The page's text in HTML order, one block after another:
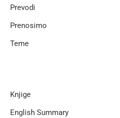
Prevodi
Prenosimo
Teme
Knjige
English Summary